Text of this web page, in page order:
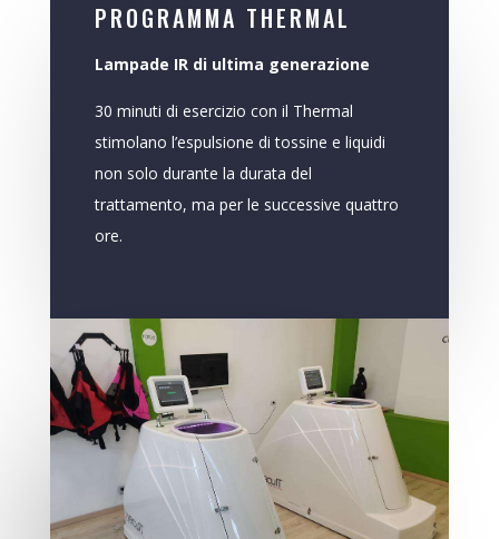
PROGRAMMA THERMAL
Lampade IR di ultima generazione
30 minuti di esercizio con il Thermal
stimolano l’espulsione di tossine e liquidi
non solo durante la durata del
trattamento, ma per le successive quattro
ore.